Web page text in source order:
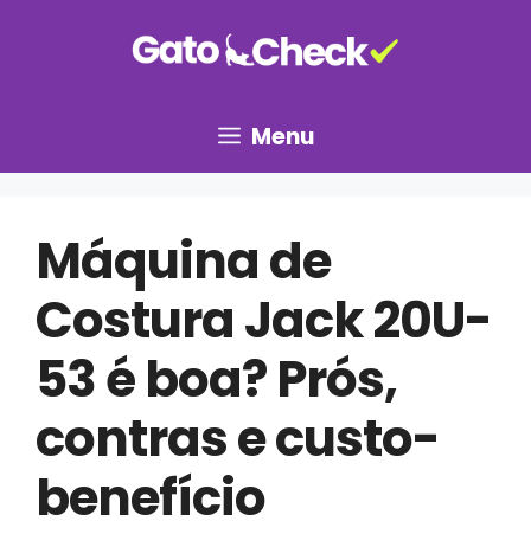
Menu
Máquina de
Costura Jack 20U-
53 é boa? Prós,
contras e custo-
benefício